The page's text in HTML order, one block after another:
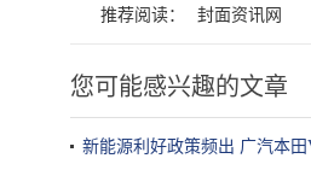
推荐阅读： 封面资讯网
您可能感兴趣的文章
新能源利好政策频出 广汽本